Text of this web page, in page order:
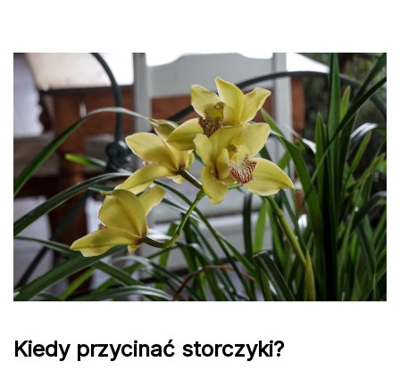
Kiedy przycinać storczyki?